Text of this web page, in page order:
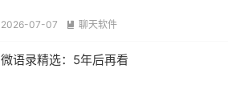
2026-07-07  聊天软件
微语录精选：5年后再看